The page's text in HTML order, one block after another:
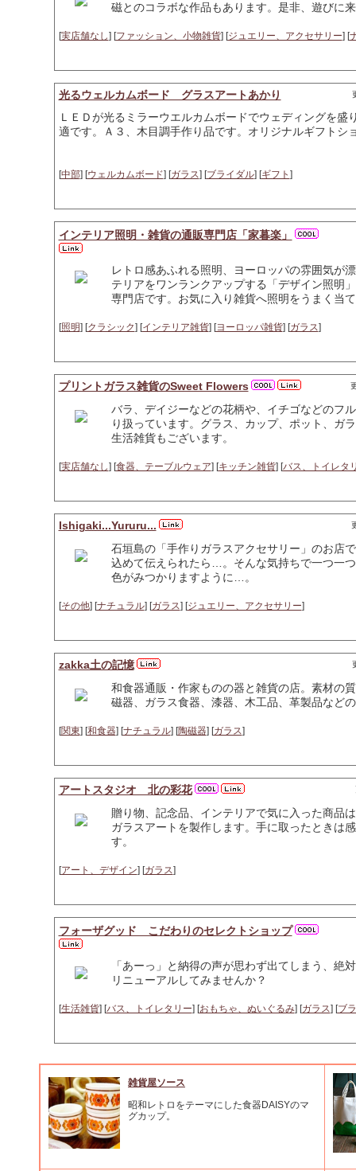
磁とのコラボな作品もあります。是非、遊びに
[実店舗なし] [ファッション、小物雑貨] [ジュエリー、アクセサリー] [
光るウェルカムボード グラスアートあかり
ＬＥＤが光るミラーウエルカムボードでウェディングを
適です。Ａ３、木目調手作り品です。オリジナルギフトシ
[中部] [ウェルカムボード] [ガラス] [ブライダル] [ギフト ]
インテリア照明・雑貨の通販専門店「家暮楽」
レトロ感あふれる照明、ヨーロッパの雰囲気が
テリアをワンランクアップする「デザイン照明
専門店です。お気に入り雑貨へ照明をうまく当
[照明] [クラシック] [インテリア雑貨] [ヨーロッパ雑貨] [ガラス]
プリントガラス雑貨のSweet Flowers
バラ、デイジーなどの花柄や、イチゴなどのフ
り扱っています。グラス、カップ、ポット、ガ
生活雑貨もございます。
[実店舗なし] [食器、テーブルウェア] [キッチン雑貨] [バス、トイレタ
Ishigaki...Yururu...
石垣島の「手作りガラスアクセサリー」のお店
込めて伝えられたら…。そんな気持ちで一つ一
色がみつかりますように…。
[その他] [ナチュラル] [ガラス] [ジュエリー、アクセサリー]
zakka土の記憶
和食器通販・作家ものの器と雑貨の店。素材の
磁器、ガラス食器、漆器、木工品、革製品など
[関東] [和食器] [ナチュラル] [陶磁器] [ガラス]
アートスタジオ 北の彩花
贈り物、記念品、インテリアで気に入った商品
ガラスアートを製作します。手に取ったときは
す。
[アート、デザイン] [ガラス]
フォーザグッド こだわりのセレクトショップ
「あーっ」と納得の声が思わず出てしまう、絶
リニューアルしてみませんか？
[生活雑貨] [バス、トイレタリー] [おもちゃ、ぬいぐるみ] [ガラス] [ブ
雑貨屋ソース
昭和レトロをテーマにした食器DAISYのマ
グカップ。